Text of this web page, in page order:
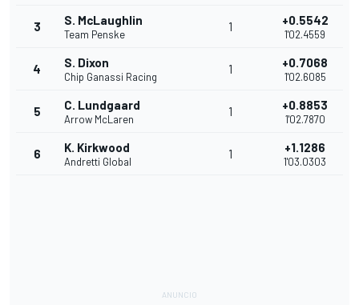
3 S. McLaughlin
Team Penske
1 +0.5542
1'02.4559
4 S. Dixon
Chip Ganassi Racing
1 +0.7068
1'02.6085
5 C. Lundgaard
Arrow McLaren
1 +0.8853
1'02.7870
6 K. Kirkwood
Andretti Global
1 +1.1286
1'03.0303